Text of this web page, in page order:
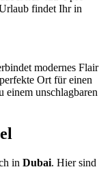
findet Ihr in
modernes Flair
Ort für einen
einem unschlagbaren
in Dubai. Hier sind